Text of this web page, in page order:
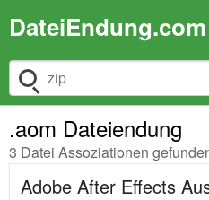
DateiEndung.com
Dateiendung suchen
.aom Dateiendung
3 Datei Assoziationen
Adobe After Effects